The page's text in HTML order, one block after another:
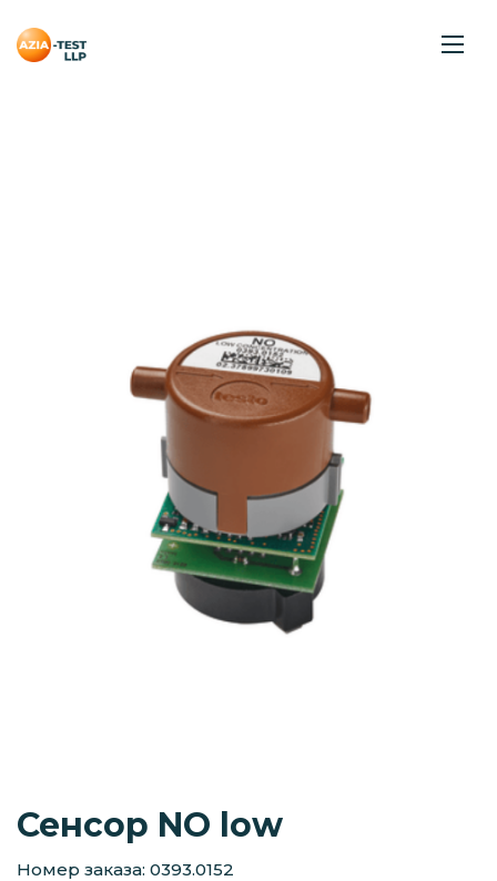
Сенсор NO low
Номер заказа: 0393.0152